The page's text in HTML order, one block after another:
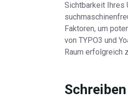
Sichtbarkeit Ihres
Faktoren, um
von TYPO3 und
Raum erfolgreich